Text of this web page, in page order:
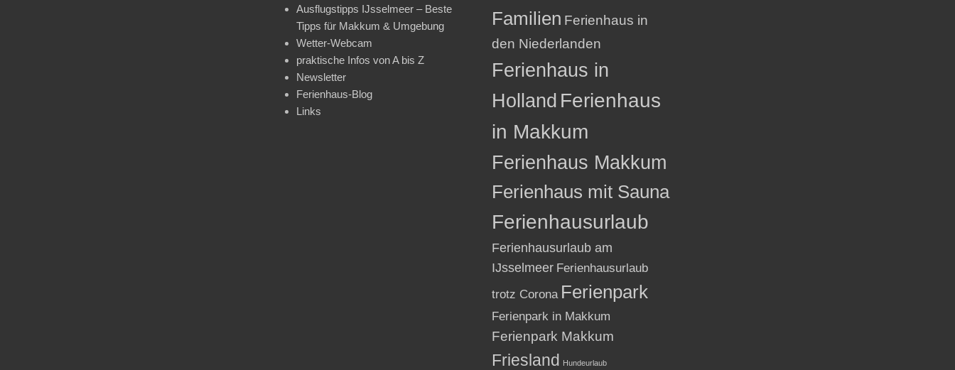
Ausflugstipps IJsselmeer – Beste
Tipps für Makkum & Umgebung
Wetter-Webcam
praktische Infos von A bis Z
Newsletter
Ferienhaus-Blog
Links
Familien Ferienhaus in
den Niederlanden
Ferienhaus in
Holland Ferienhaus
in Makkum
Ferienhaus Makkum
Ferienhaus mit Sauna
Ferienhausurlaub
Ferienhausurlaub am
IJsselmeer Ferienhausurlaub
trotz Corona Ferienpark
Ferienpark in Makkum
Ferienpark Makkum
Friesland Hundeurlaub